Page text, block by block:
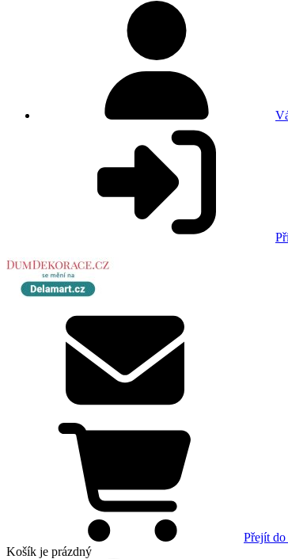
Přejít
Košík je prázdný